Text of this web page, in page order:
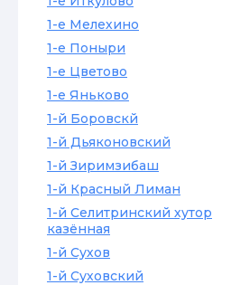
1-е Мелехино
1-е Поныри
1-е Цветово
1-е Яньково
1-й Боровскй
1-й Дьяконовский
1-й Зиримзибаш
1-й Красный Лиман
1-й Селитринский хутор
казённая
1-й Сухов
1-й Суховский